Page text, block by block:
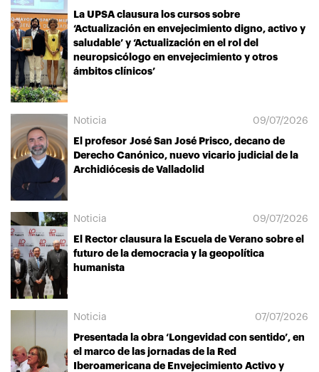
La UPSA clausura los cursos sobre
‘Actualización en envejecimiento digno, activo y
saludable’ y ‘Actualización en el rol del
neuropsicólogo en envejecimiento y otros
ámbitos clínicos’
Noticia
09/07/2026
El profesor José San José Prisco, decano de
Derecho Canónico, nuevo vicario judicial de la
Archidiócesis de Valladolid
Noticia
09/07/2026
El Rector clausura la Escuela de Verano sobre el
futuro de la democracia y la geopolítica
humanista
Noticia
07/07/2026
Presentada la obra ‘Longevidad con sentido’, en
el marco de las jornadas de la Red
Iberoamericana de Envejecimiento Activo y